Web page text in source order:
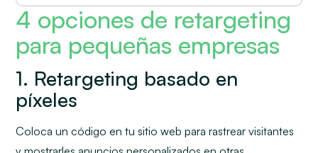
4 opciones de retargeting
para pequeñas empresas
1. Retargeting basado en
píxeles
Coloca un código en tu sitio web para rastrear visitantes